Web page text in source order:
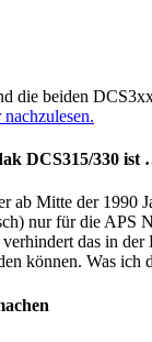
die beiden
DCS315/330 ist
ab Mitte der 1990
nur für die APS
verhindert das in
können. Was ich